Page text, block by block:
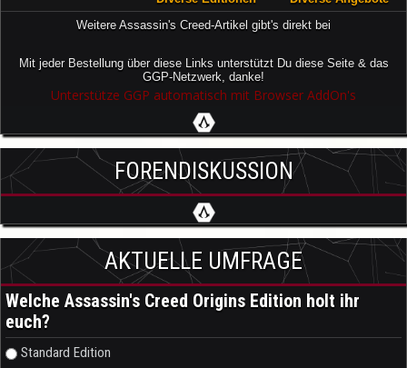
Weitere Assassin's Creed-Artikel gibt's direkt bei
Mit jeder Bestellung über diese Links unterstützt Du diese Seite & das
GGP-Netzwerk, danke!
Unterstütze GGP automatisch mit Browser AddOn's
FORENDISKUSSION
AKTUELLE UMFRAGE
Welche Assassin's Creed Origins Edition holt ihr
euch?
Auswahlmöglichkeiten
Standard Edition